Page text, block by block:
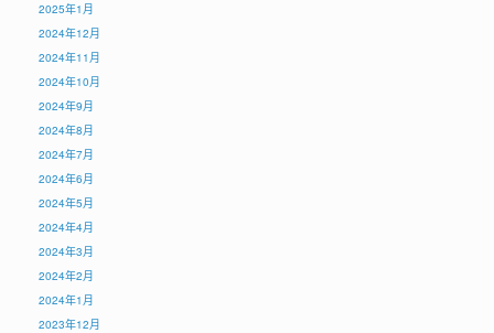
2025年1月
2024年12月
2024年11月
2024年10月
2024年9月
2024年8月
2024年7月
2024年6月
2024年5月
2024年4月
2024年3月
2024年2月
2024年1月
2023年12月